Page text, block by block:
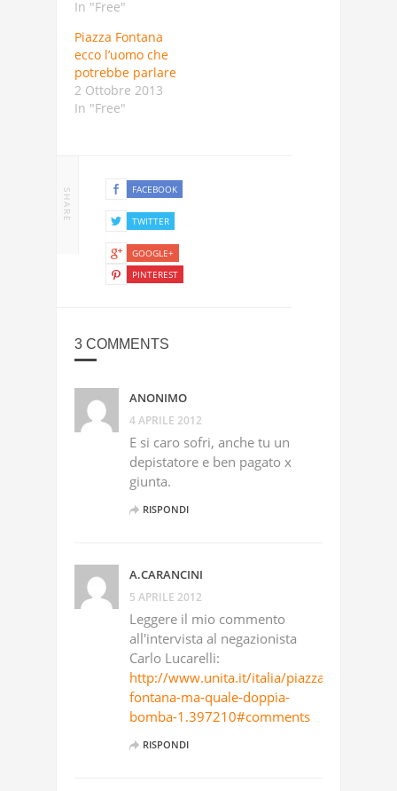
In "Free"
Piazza Fontana
ecco l’uomo che
potrebbe parlare
2 Ottobre 2013
In "Free"
SHARE FACEBOOK
TWITTER
GOOGLE+
PINTEREST
3 COMMENTS
ANONIMO
4 APRILE 2012
E si caro sofri, anche tu un
depistatore e ben pagato x
giunta.
RISPONDI
A.CARANCINI
5 APRILE 2012
Leggere il mio commento
all'intervista al negazionista
Carlo Lucarelli:
http://www.unita.it/italia/piazza-
fontana-ma-quale-doppia-
bomba-1.397210#comments
RISPONDI